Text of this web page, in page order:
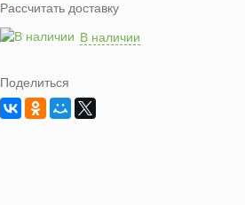
Рассчитать доставку
В наличии
Поделиться